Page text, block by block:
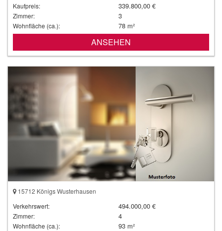
Kaufpreis:
339.800,00 €
Zimmer: 3
Wohnfläche (ca.): 78 m²
ANSEHEN
15712 Königs Wusterhausen
Verkehrswert:
494.000,00 €
Zimmer: 4
Wohnfläche (ca.): 93 m²